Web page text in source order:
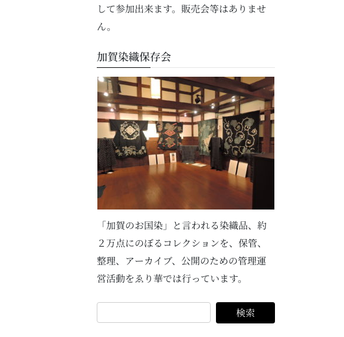
して参加出来ます。販売会等はありませ
ん。
加賀染織保存会
「加賀のお国染」と言われる染織品、約
２万点にのぼるコレクションを、保管、
整理、アーカイブ、公開のための管理運
営活動をゑり華では行っています。